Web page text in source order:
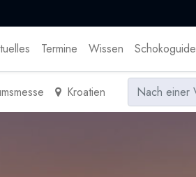
Termine Wissen Schokoguide
Kroatien